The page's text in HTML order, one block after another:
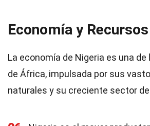
Economía y
La economía de Nigeria es una
de África, impulsada por sus
naturales y su creciente sector